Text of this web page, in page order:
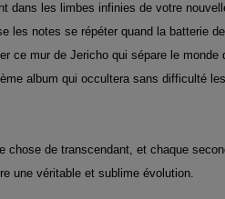
dans les limbes infinies de votre
les notes se répéter quand la batterie
ce mur de Jericho qui sépare le
album qui occultera sans difficulté
chose de transcendant, et chaque
une véritable et sublime évolution.